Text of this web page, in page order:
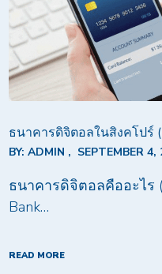
ธนาคารดิจิตอลในสิงคโปร์
BY:ADMIN SEPTEMBER 4,
ธนาคารดิจิตอลคืออะไร
Bank…
READ MORE